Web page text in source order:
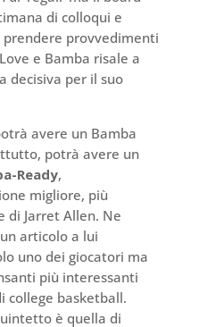
di colloqui e
prendere provvedimenti
e Bamba risale a
decisiva per il suo
avere un Bamba
potrà avere un
Ready,
migliore, più
di Jarret Allen. Ne
articolo a lui
uno dei giocatori ma
più interessanti
college basketball.
è quella di